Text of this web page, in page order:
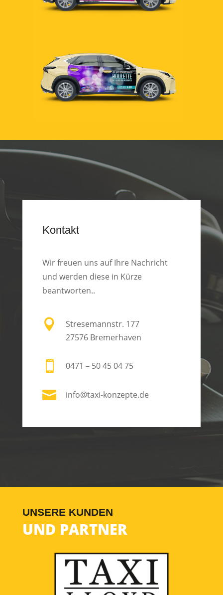
Kontakt
Wir freuen uns auf Ihre Nachricht
und werden diese in Kürze
beantworten..

Stresemannstr. 177
27576 Bremerhaven
 0471 – 50 45 04 75
 info@taxi-konzepte.de
UNSERE KUNDEN
UND PARTNER